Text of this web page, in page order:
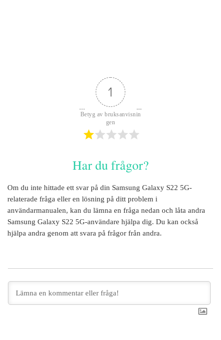
1
Betyg av bruksanvisnin
gen
Har du frågor?
Om du inte hittade ett svar på din Samsung Galaxy S22 5G-
relaterade fråga eller en lösning på ditt problem i
användarmanualen, kan du lämna en fråga nedan och låta andra
Samsung Galaxy S22 5G-användare hjälpa dig. Du kan också
hjälpa andra genom att svara på frågor från andra.